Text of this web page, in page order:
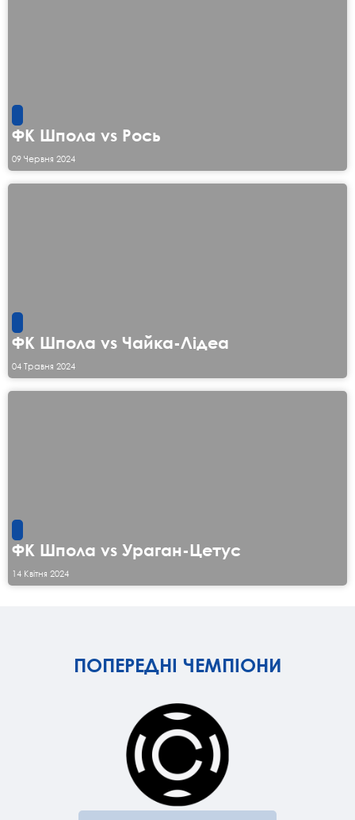
ФК Шпола vs Рось
09 Червня 2024
ФК Шпола vs Чайка-Лідеа
04 Травня 2024
ФК Шпола vs Ураган-Цетус
14 Квітня 2024
ПОПЕРЕДНІ ЧЕМПІОНИ